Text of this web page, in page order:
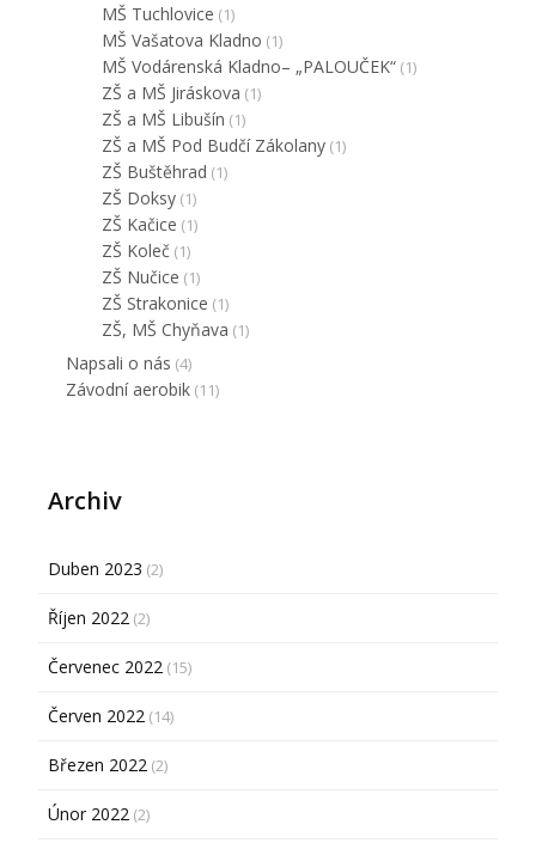
MŠ Tuchlovice (1)
MŠ Vašatova Kladno (1)
MŠ Vodárenská Kladno– „PALOUČEK“ (1)
ZŠ a MŠ Jiráskova (1)
ZŠ a MŠ Libušín (1)
ZŠ a MŠ Pod Budčí Zákolany (1)
ZŠ Buštěhrad (1)
ZŠ Doksy (1)
ZŠ Kačice (1)
ZŠ Koleč (1)
ZŠ Nučice (1)
ZŠ Strakonice (1)
ZŠ, MŠ Chyňava (1)
Napsali o nás (4)
Závodní aerobik (11)
Archiv
Duben 2023 (2)
Říjen 2022 (2)
Červenec 2022 (15)
Červen 2022 (14)
Březen 2022 (2)
Únor 2022 (2)